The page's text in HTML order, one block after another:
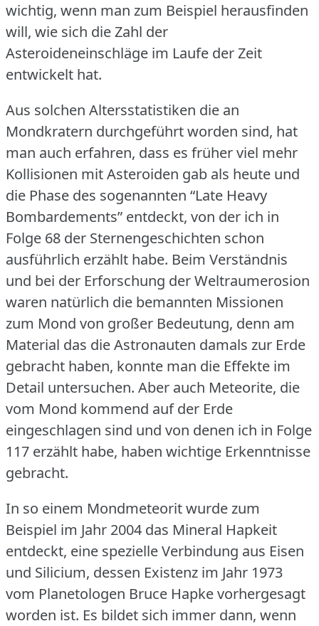
wichtig, wenn man zum Beispiel herausfinden
will, wie sich die Zahl der
Asteroideneinschläge im Laufe der Zeit
entwickelt hat.
Aus solchen Altersstatistiken die an
Mondkratern durchgeführt worden sind, hat
man auch erfahren, dass es früher viel mehr
Kollisionen mit Asteroiden gab als heute und
die Phase des sogenannten “Late Heavy
Bombardements” entdeckt, von der ich in
Folge 68 der Sternengeschichten schon
ausführlich erzählt habe. Beim Verständnis
und bei der Erforschung der Weltraumerosion
waren natürlich die bemannten Missionen
zum Mond von großer Bedeutung, denn am
Material das die Astronauten damals zur Erde
gebracht haben, konnte man die Effekte im
Detail untersuchen. Aber auch Meteorite, die
vom Mond kommend auf der Erde
eingeschlagen sind und von denen ich in Folge
117 erzählt habe, haben wichtige Erkenntnisse
gebracht.
In so einem Mondmeteorit wurde zum
Beispiel im Jahr 2004 das Mineral Hapkeit
entdeckt, eine spezielle Verbindung aus Eisen
und Silicium, dessen Existenz im Jahr 1973
vom Planetologen Bruce Hapke vorhergesagt
worden ist. Es bildet sich immer dann, wenn